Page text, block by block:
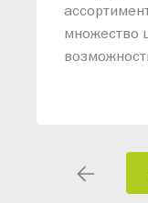
множество
помещения
Благодаря